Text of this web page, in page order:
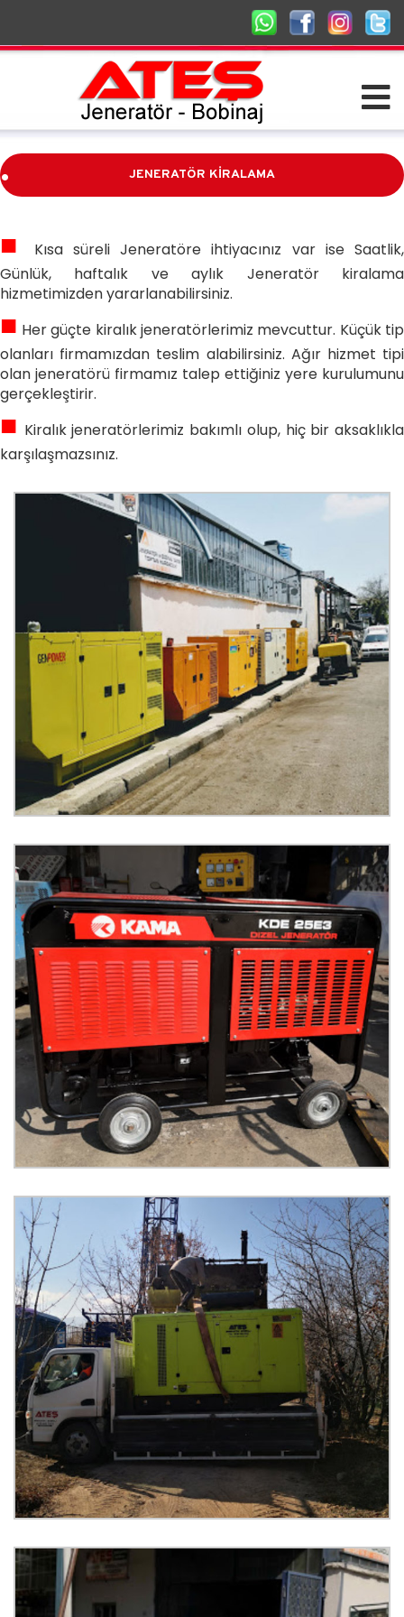
. JENERATÖR KİRALAMA
■
Kısa süreli Jeneratöre ihtiyacınız var ise Saatlik,
Günlük, haftalık ve aylık Jeneratör kiralama
hizmetimizden yararlanabilirsiniz.
■ Her güçte kiralık jeneratörlerimiz mevcuttur. Küçük tip
olanları firmamızdan teslim alabilirsiniz. Ağır hizmet tipi
olan jeneratörü firmamız talep ettiğiniz yere kurulumunu
gerçekleştirir.
■ Kiralık jeneratörlerimiz bakımlı olup, hiç bir aksaklıkla
karşılaşmazsınız.